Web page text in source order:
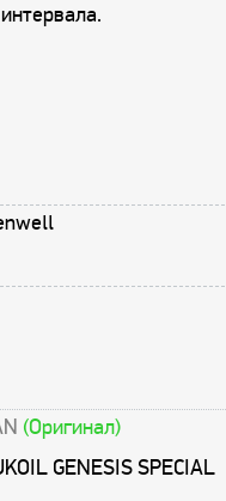
(Оригинал)
GENESIS SPECIAL